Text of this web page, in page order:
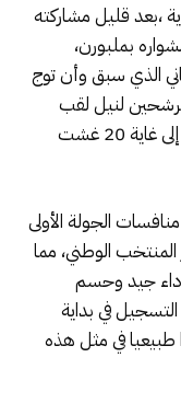
،بعد قليل مشاركته
بملبورن،
الذي سبق وأن توج
لنيل لقب
هذه النسخة، المقامة بأستراليا ونيوزيلندا إلى غاية 20 غشت
الجولة الأولى
الوطني، مما
جيد وحسم
في بداية
طبيعيا في مثل هذه